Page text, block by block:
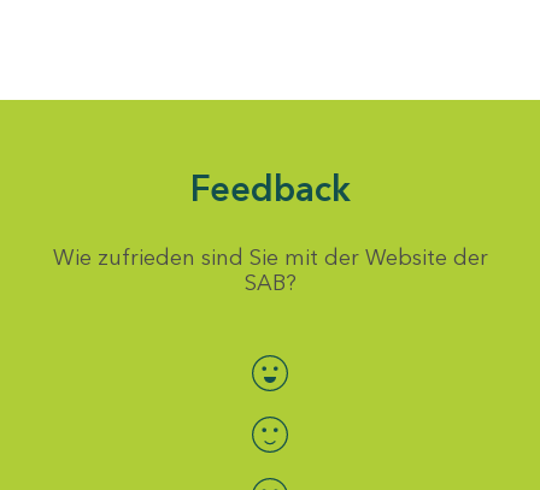
Feedback
Wie zufrieden sind Sie mit der Website der
SAB?
Bewertung auswählen